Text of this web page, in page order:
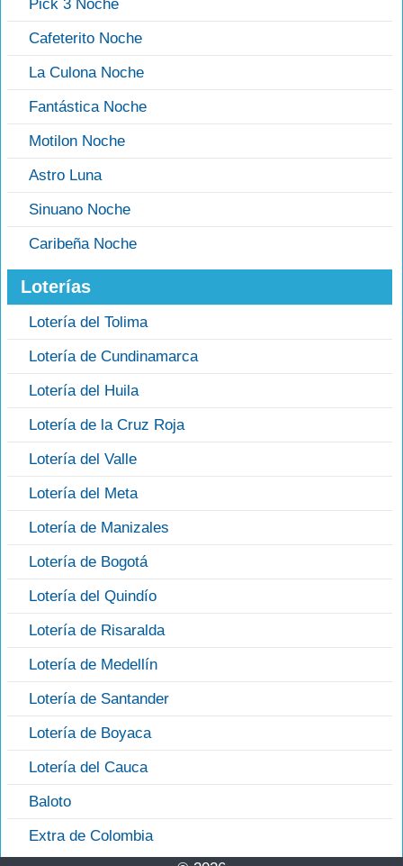
Pick 3 Noche
Cafeterito Noche
La Culona Noche
Fantástica Noche
Motilon Noche
Astro Luna
Sinuano Noche
Caribeña Noche
Loterías
Lotería del Tolima
Lotería de Cundinamarca
Lotería del Huila
Lotería de la Cruz Roja
Lotería del Valle
Lotería del Meta
Lotería de Manizales
Lotería de Bogotá
Lotería del Quindío
Lotería de Risaralda
Lotería de Medellín
Lotería de Santander
Lotería de Boyaca
Lotería del Cauca
Baloto
Extra de Colombia